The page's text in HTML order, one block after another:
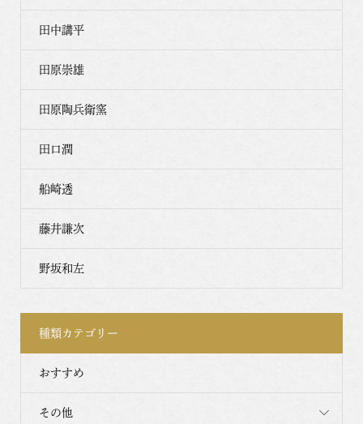
田中講平
田原崇雄
田原陶兵衛窯
田口潤
船崎透
藤井謙次
野坂和左
種類カテゴリー
おすすめ
その他